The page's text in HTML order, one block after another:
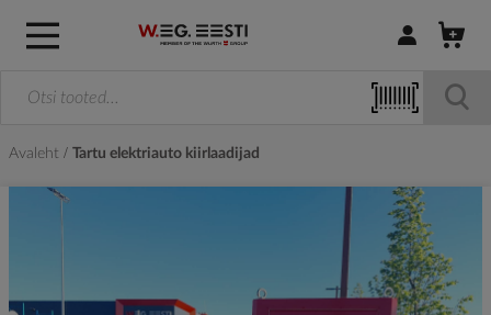
Logi sisse /
Avaleht Tartu elektriauto kiirlaadijad